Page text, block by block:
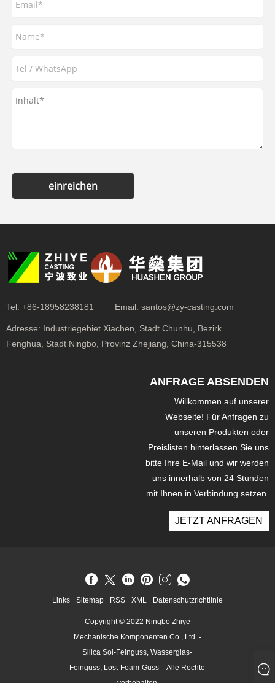
einreichen
Tel: +86-18958238181 Email: santos@zy-casting.com
Adresse: Industriegebiet Xiachen, Stadt Chunhu, Bezirk
Fenghua, Stadt Ningbo, Provinz Zhejiang, China-315538
ANFRAGE ABSENDEN
Willkommen auf unserer
Webseite! Für Anfragen zu
unseren Produkten oder
Preislisten hinterlassen Sie uns
bitte Ihre E-Mail und wir werden
uns innerhalb von 24 Stunden
mit Ihnen in Verbindung setzen.
JETZT ANFRAGEN
Links Sitemap RSS XML Datenschutzrichtlinie
Copyright © 2022 Ningbo Zhiye
Mechanische Komponenten Co., Ltd. -
Silica Sol-Feinguss, Wasserglas-
Feinguss, Lost-Foam-Guss – Alle Rechte